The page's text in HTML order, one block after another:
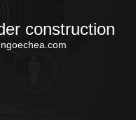
construction